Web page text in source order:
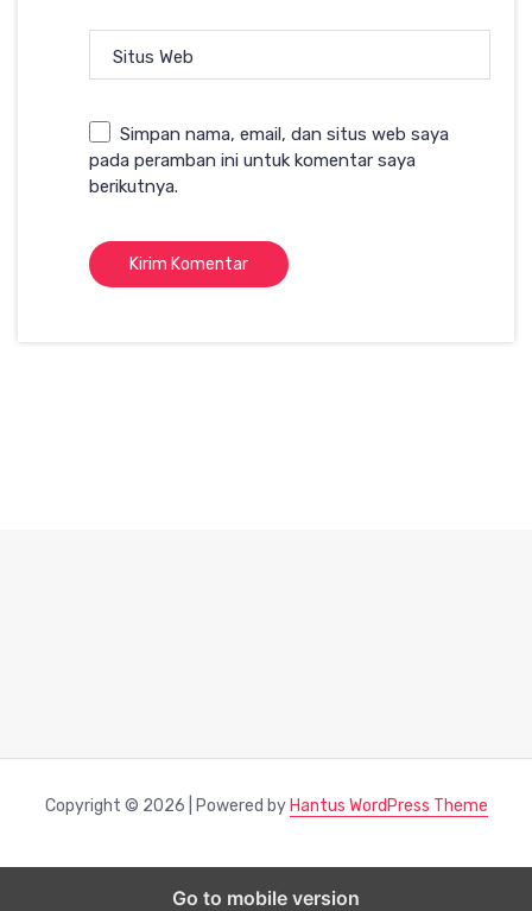
Situs Web
Simpan nama, email, dan situs web saya
pada peramban ini untuk komentar saya
berikutnya.
Copyright © 2026 | Powered byHantus WordPress Theme
Go to mobile version